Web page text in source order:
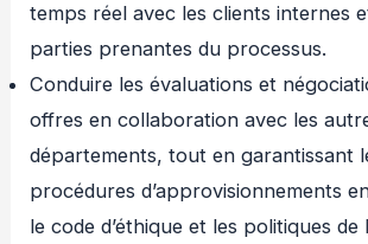
temps réel avec les clients internes
parties prenantes du processus.
Conduire les évaluations et
offres en collaboration avec les
départements, tout en garantissant
procédures d’approvisionnements
le code d’éthique et les politiques de